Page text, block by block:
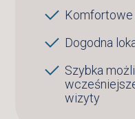
Dogodna
Szybka
wizyty